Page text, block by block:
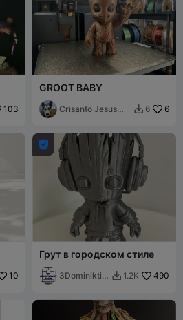
103
GROOT BABY
Crisanto Jesus
 6 6
10

Грут в городском стиле
3Dominiktis
 1.2K 490